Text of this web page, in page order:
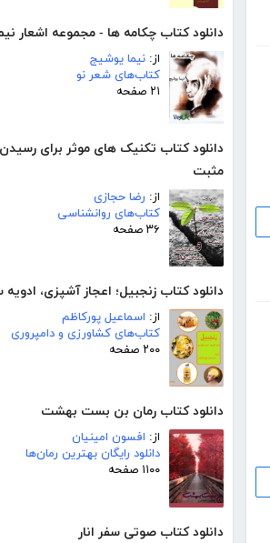
دانلود کتاب چکامه ها - مجموعه اشعار
از: نیما یوشیج
کتاب‌های شعر نو
۲۱ صفحه
دانلود کتاب تکنیک های موثر برای رسیدن
مثبت
از: رضا حجازی
کتاب‌های روانشناسی
۳۶ صفحه
دانلود کتاب زنجبیل؛ اعجاز آشپزی، ادویه
از: اسماعیل پورکاظم
کتاب‌های کشاورزی و دامپروری
۲۰۰ صفحه
دانلود کتاب رمان بن بست بهشت
از: افسون امینیان
دانلود رایگان بهترین رمان‌ها
۱۱۰۰ صفحه
دانلود کتاب صوتی سفر انار